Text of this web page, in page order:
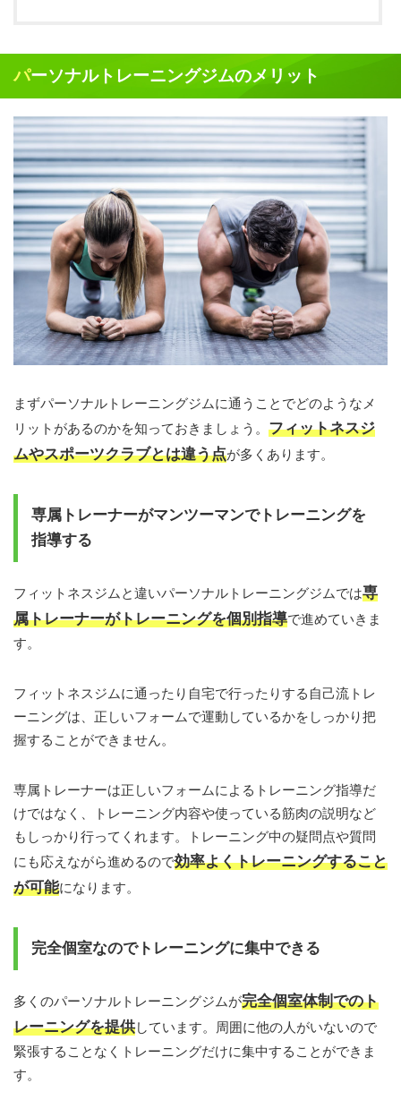
パーソナルトレーニングジムのメリット
まずパーソナルトレーニングジムに通うことでどのようなメ
リットがあるのかを知っておきましょう。 フィットネスジ
ムやスポーツクラブとは違う点が多くあります。
専属トレーナーがマンツーマンでトレーニングを
指導する
フィットネスジムと違いパーソナルトレーニングジムでは専
属トレーナーがトレーニングを個別指導で進めていきま
す。
フィットネスジムに通ったり自宅で行ったりする自己流トレ
ーニングは、正しいフォームで運動しているかをしっかり把
握することができません。
専属トレーナーは正しいフォームによるトレーニング指導だ
けではなく、トレーニング内容や使っている筋肉の説明など
もしっかり行ってくれます。トレーニング中の疑問点や質問
にも応えながら進めるので効率よくトレーニングすること
が可能になります。
完全個室なのでトレーニングに集中できる
多くのパーソナルトレーニングジムが完全個室体制でのト
レーニングを提供しています。周囲に他の人がいないので
緊張することなくトレーニングだけに集中することができま
す。